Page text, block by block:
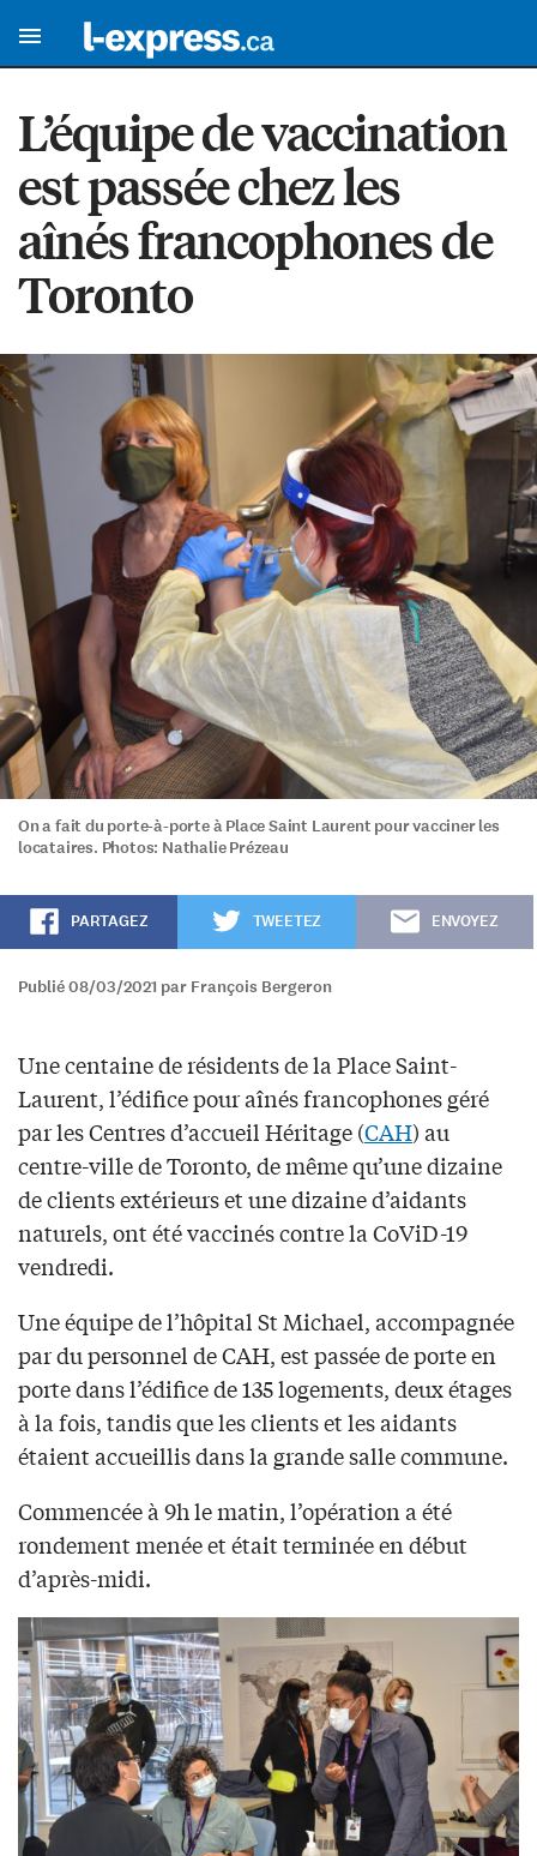
L’équipe de vaccination
est passée chez les
aînés francophones de
Toronto
On a fait du porte-à-porte à Place Saint Laurent pour vacciner les
locataires. Photos: Nathalie Prézeau
PARTAGEZ TWEETEZ ENVOYEZ
Publié 08/03/2021 par François Bergeron
Une centaine de résidents de la Place Saint-
Laurent, l’édifice pour aînés francophones géré
par les Centres d’accueil Héritage (CAH) au
centre-ville de Toronto, de même qu’une dizaine
de clients extérieurs et une dizaine d’aidants
naturels, ont été vaccinés contre la CoViD-19
vendredi.
Une équipe de l’hôpital St Michael, accompagnée
par du personnel de CAH, est passée de porte en
porte dans l’édifice de 135 logements, deux étages
à la fois, tandis que les clients et les aidants
étaient accueillis dans la grande salle commune.
Commencée à 9h le matin, l’opération a été
rondement menée et était terminée en début
d’après-midi.